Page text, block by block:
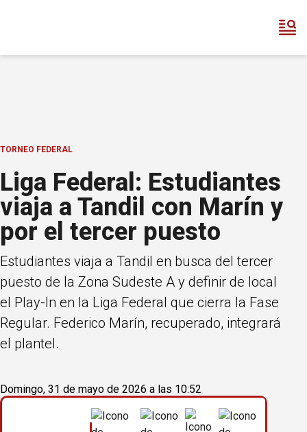
TORNEO FEDERAL
Liga Federal: Estudiantes
viaja a Tandil con Marín y
por el tercer puesto
Estudiantes viaja a Tandil en busca del tercer
puesto de la Zona Sudeste A y definir de local
el Play-In en la Liga Federal que cierra la Fase
Regular. Federico Marín, recuperado, integrará
el plantel.
Domingo, 31 de mayo de 2026 a las 10:52